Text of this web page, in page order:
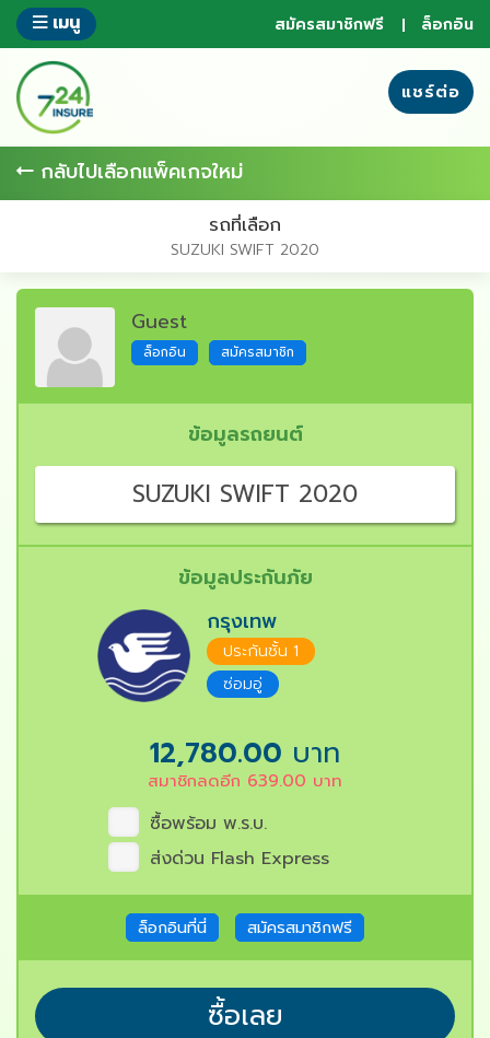
ข้าม
ส่วน
ของ
ข้อมูล
เมนู สมัครสมาชิกฟรี ล็อกอิน
แชร์ต่อ
กลับไปเลือกแพ็คเกจใหม่
รถที่เลือก
SUZUKI SWIFT 2020
Guest
ล็อกอิน สมัครสมาชิก
ข้อมูลรถยนต์
SUZUKI SWIFT 2020
ข้อมูลประกันภัย
กรุงเทพ
ประกันชั้น 1
ซ่อมอู่
12,780.00 บาท
สมาชิกลดอีก 639.00 บาท
ซื้อพร้อม พ.ร.บ.
ส่งด่วน Flash Express
ล็อกอินที่นี่ สมัครสมาชิกฟรี
ซื้อเลย